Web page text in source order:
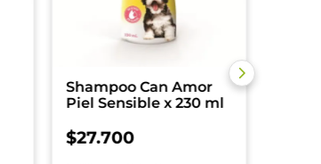
Shampoo Can Amor
Piel Sensible x 230 ml
$27.700